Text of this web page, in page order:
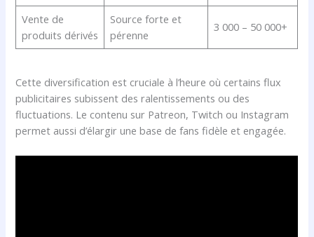
Vente de
produits dérivés
Source forte et
pérenne
3 000 – 50 000+
Cette diversification est cruciale à l’heure où certains flux
publicitaires subissent des ralentissements ou des
fluctuations. Le contenu sur Patreon, Twitch ou Instagram
permet aussi d’élargir une base de fans fidèle et engagée.